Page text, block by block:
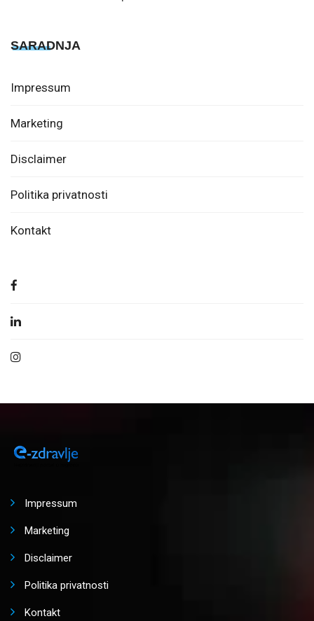
SARADNJA
Impressum
Marketing
Disclaimer
Politika privatnosti
Kontakt
Impressum
Marketing
Disclaimer
Politika privatnosti
Kontakt